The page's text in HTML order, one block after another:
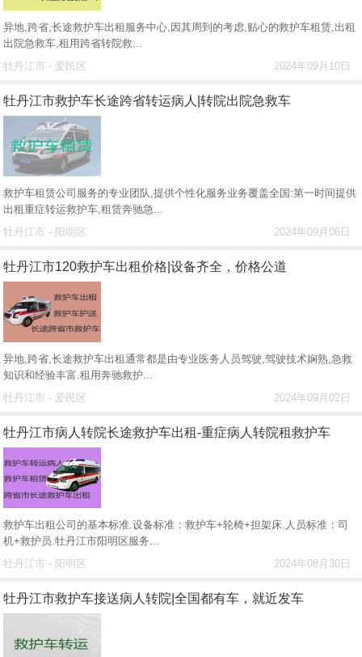
异地,跨省,长途救护车出租服务中心,因其周到的考虑,贴心的救护车租赁,出租
出院急救车,租用跨省转院救...
2024年09月10日
牡丹江市 - 爱民区
牡丹江市救护车长途跨省转运病人|转院出院急救车
救护车租赁公司服务的专业团队,提供个性化服务业务覆盖全国:第一时间提供
出租重症转运救护车,租赁奔驰急...
2024年09月06日
牡丹江市 - 阳明区
牡丹江市120救护车出租价格|设备齐全，价格公道
异地,跨省,长途救护车出租通常都是由专业医务人员驾驶,驾驶技术娴熟,急救
知识和经验丰富.租用奔驰救护...
2024年09月02日
牡丹江市 - 爱民区
牡丹江市病人转院长途救护车出租-重症病人转院租救护车
救护车出租公司的基本标准.设备标准：救护车+轮椅+担架床.人员标准：司
机+救护员.牡丹江市阳明区服务...
2024年08月30日
牡丹江市 - 阳明区
牡丹江市救护车接送病人转院|全国都有车，就近发车